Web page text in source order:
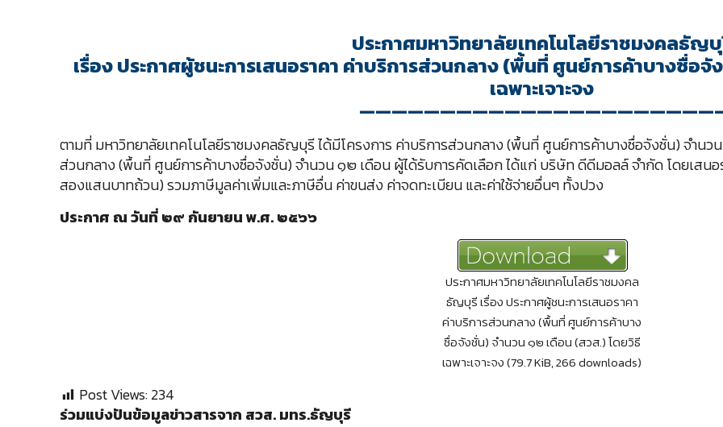
ประกาศมหาวิทยาลัยเทคโนโลยีราชมงคลธัญ
เรื่อง ประกาศผู้ชนะการเสนอราคา ค่าบริการส่วนกลาง (พื้นที่ ศูนย์การค้าบางซื่อ
เฉพาะเจาะจง
ตามที่ มหาวิทยาลัยเทคโนโลยีราชมงคลธัญบุรี ได้มีโครงการ ค่าบริการส่วนกลาง (พื้นที่ ศูนย์การค้าบางซื่อจังชั่น) จำนว
ส่วนกลาง (พื้นที่ ศูนย์การค้าบางซื่อจังชั่น) จำนวน ๑๒ เดือน ผู้ได้รับการคัดเลือก ได้แก่ บริษัท ดีดีมอลล์ จำกัด โดยเส
สองแสนบาทถ้วน) รวมภาษีมูลค่าเพิ่มและภาษีอื่น ค่าขนส่ง ค่าจดทะเบียน และค่าใช้จ่ายอื่นๆ ทั้งปวง
ประกาศ ณ วันที่ ๒๙ กันยายน พ.ศ. ๒๕๖๖
ประกาศมหาวิทยาลัยเทคโนโลยีราชมงคล
ธัญบุรี เรื่อง ประกาศผู้ชนะการเสนอราคา
ค่าบริการส่วนกลาง (พื้นที่ ศูนย์การค้าบาง
ซื่อจังชั่น) จำนวน ๑๒ เดือน (สวส.) โดยวิธี
เฉพาะเจาะจง (79.7 KiB, 266 downloads)
Post Views:234
ร่วมแบ่งปันข้อมูลข่าวสารจาก สวส. มทร.ธัญบุรี